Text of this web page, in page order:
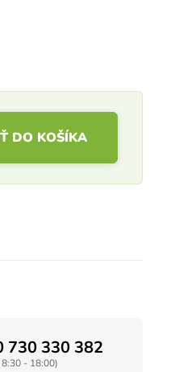
DO KOŠÍKA
730 330 382
- 18:00)